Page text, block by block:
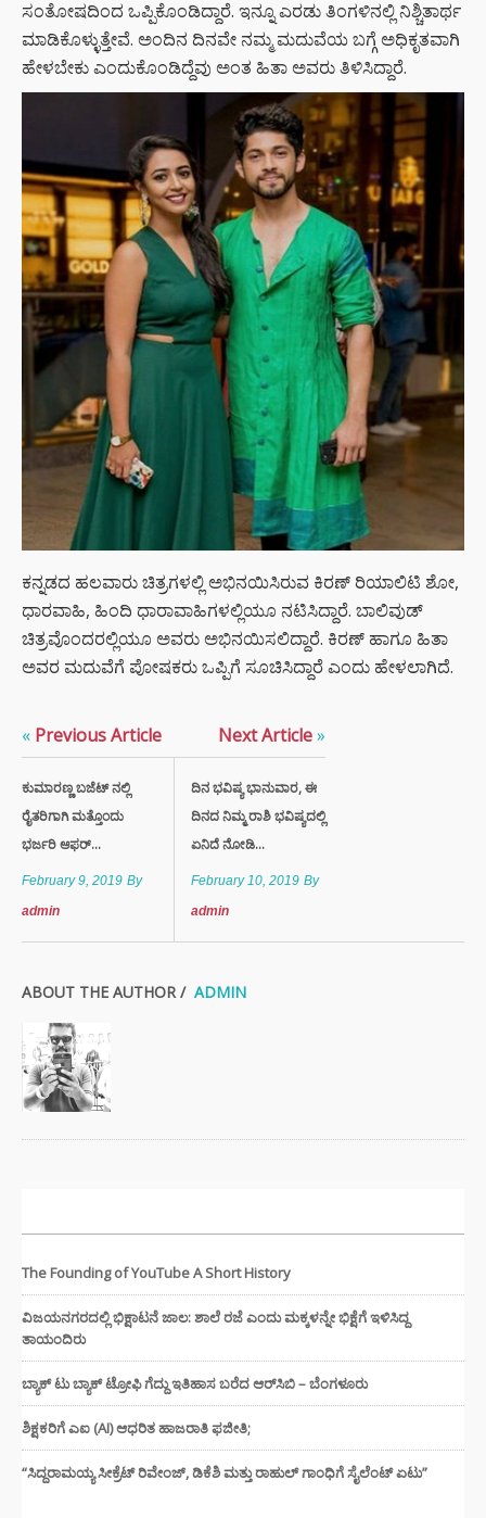
ಸಂತೋಷದಿಂದ ಒಪ್ಪಿಕೊಂಡಿದ್ದಾರೆ. ಇನ್ನೂ ಎರಡು ತಿಂಗಳಿನಲ್ಲಿ ನಿಶ್ಚಿತಾರ್ಥ
ಮಾಡಿಕೊಳ್ಳುತ್ತೇವೆ. ಅಂದಿನ ದಿನವೇ ನಮ್ಮ ಮದುವೆಯ ಬಗ್ಗೆ ಅಧಿಕೃತವಾಗಿ
ಹೇಳಬೇಕು ಎಂದುಕೊಂಡಿದ್ದೆವು ಅಂತ ಹಿತಾ ಅವರು ತಿಳಿಸಿದ್ದಾರೆ.
ಕನ್ನಡದ ಹಲವಾರು ಚಿತ್ರಗಳಲ್ಲಿ ಅಭಿನಯಿಸಿರುವ ಕಿರಣ್ ರಿಯಾಲಿಟಿ ಶೋ,
ಧಾರವಾಹಿ, ಹಿಂದಿ ಧಾರಾವಾಹಿಗಳಲ್ಲಿಯೂ ನಟಿಸಿದ್ದಾರೆ. ಬಾಲಿವುಡ್
ಚಿತ್ರವೊಂದರಲ್ಲಿಯೂ ಅವರು ಅಭಿನಯಿಸಲಿದ್ದಾರೆ. ಕಿರಣ್ ಹಾಗೂ ಹಿತಾ
ಅವರ ಮದುವೆಗೆ ಪೋಷಕರು ಒಪ್ಪಿಗೆ ಸೂಚಿಸಿದ್ದಾರೆ ಎಂದು ಹೇಳಲಾಗಿದೆ.
« Previous Article
ಕುಮಾರಣ್ಣ ಬಜೆಟ್ ನಲ್ಲಿ
ರೈತರಿಗಾಗಿ ಮತ್ತೊಂದು
ಭರ್ಜರಿ ಆಫರ್...
February 9, 2019 By
admin
Next Article»
ದಿನ ಭವಿಷ್ಯ ಭಾನುವಾರ, ಈ
ದಿನದ ನಿಮ್ಮ ರಾಶಿ ಭವಿಷ್ಯದಲ್ಲಿ
ಏನಿದೆ ನೋಡಿ...
February 10, 2019 By
admin
ABOUT THE AUTHOR / ADMIN
The Founding of YouTube A Short History
ವಿಜಯನಗರದಲ್ಲಿ ಭಿಕ್ಷಾಟನೆ ಜಾಲ: ಶಾಲೆ ರಜೆ ಎಂದು ಮಕ್ಕಳನ್ನೇ ಭಿಕ್ಷೆಗೆ ಇಳಿಸಿದ್ದ
ತಾಯಂದಿರು
ಬ್ಯಾಕ್ ಟು ಬ್ಯಾಕ್ ಟ್ರೋಫಿ ಗೆದ್ದು ಇತಿಹಾಸ ಬರೆದ ಆರ್‌ಸಿಬಿ – ಬೆಂಗಳೂರು
ಶಿಕ್ಷಕರಿಗೆ ಎಐ (AI) ಆಧರಿತ ಹಾಜರಾತಿ ಫಜೀತಿ;
“ಸಿದ್ದರಾಮಯ್ಯ ಸೀಕ್ರೆಟ್ ರಿವೇಂಜ್‌, ಡಿಕೆಶಿ ಮತ್ತು ರಾಹುಲ್‌ ಗಾಂಧಿಗೆ ಸೈಲೆಂಟ್ ಏಟು”